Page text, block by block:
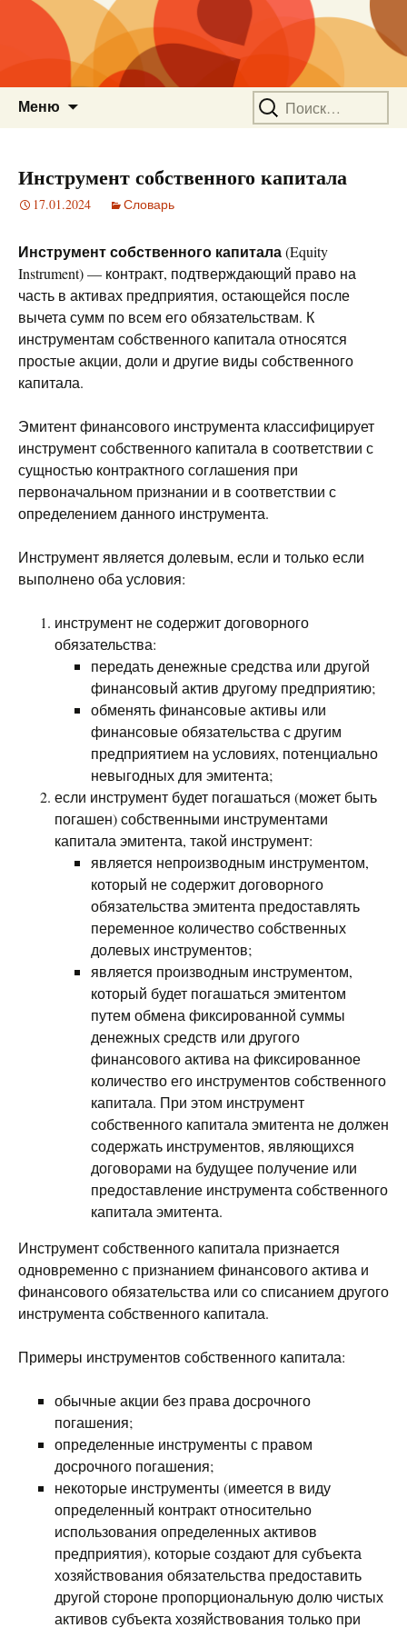
Меню Найти:
Инструмент собственного капитала
17.01.2024 Словарь
Инструмент собственного капитала(Equity
Instrument) — контракт, подтверждающий право на
часть в активах предприятия, остающейся после
вычета сумм по всем его обязательствам. К
инструментам собственного капитала относятся
простые акции, доли и другие виды собственного
капитала.
Эмитент финансового инструмента классифицирует
инструмент собственного капитала в соответствии с
сущностью контрактного соглашения при
первоначальном признании и в соответствии с
определением данного инструмента.
Инструмент является долевым, если и только если
выполнено оба условия:
инструмент не содержит договорного
обязательства:
передать денежные средства или другой
финансовый актив другому предприятию;
обменять финансовые активы или
финансовые обязательства с другим
предприятием на условиях, потенциально
невыгодных для эмитента;
если инструмент будет погашаться (может быть
погашен) собственными инструментами
капитала эмитента, такой инструмент:
является непроизводным инструментом,
который не содержит договорного
обязательства эмитента предоставлять
переменное количество собственных
долевых инструментов;
является производным инструментом,
который будет погашаться эмитентом
путем обмена фиксированной суммы
денежных средств или другого
финансового актива на фиксированное
количество его инструментов собственного
капитала. При этом инструмент
собственного капитала эмитента не должен
содержать инструментов, являющихся
договорами на будущее получение или
предоставление инструмента собственного
капитала эмитента.
Инструмент собственного капитала признается
одновременно с признанием финансового актива и
финансового обязательства или со списанием другого
инструмента собственного капитала.
Примеры инструментов собственного капитала:
обычные акции без права досрочного
погашения;
определенные инструменты с правом
досрочного погашения;
некоторые инструменты (имеется в виду
определенный контракт относительно
использования определенных активов
предприятия), которые создают для субъекта
хозяйствования обязательства предоставить
другой стороне пропорциональную долю чистых
активов субъекта хозяйствования только при